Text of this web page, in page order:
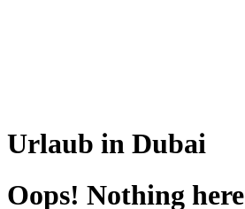
Urlaub in Dubai
Oops! Nothing here